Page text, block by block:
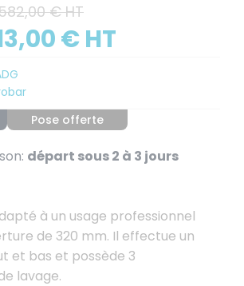
€ HT
€ HT
Pose offerte
départ sous 2 à 3 jours
à un usage professionnel
de 320 mm. Il effectue un
et bas et possède 3
lavage.